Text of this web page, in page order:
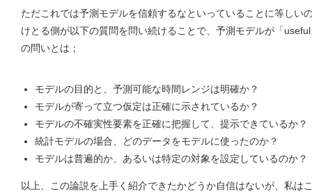
ただこれでは予測モデルを信頼するなといっていることに等しい
けとる側が以下の質問を問い続けることで、予測モデルが「
の問いとは；
モデルの目的と、予測可能な時間レンジは明確か？
モデルが寄って立つ仮定は正確に示されているか？
モデルの不確実性要素を正確に把握して、提示できているか？
統計モデルの場合、どのデータをモデルに使ったのか？
モデルは普遍的か、あるいは特定の対象を設定しているのか？
以上、この論説を上手く紹介できたかどうか自信はないが、私は